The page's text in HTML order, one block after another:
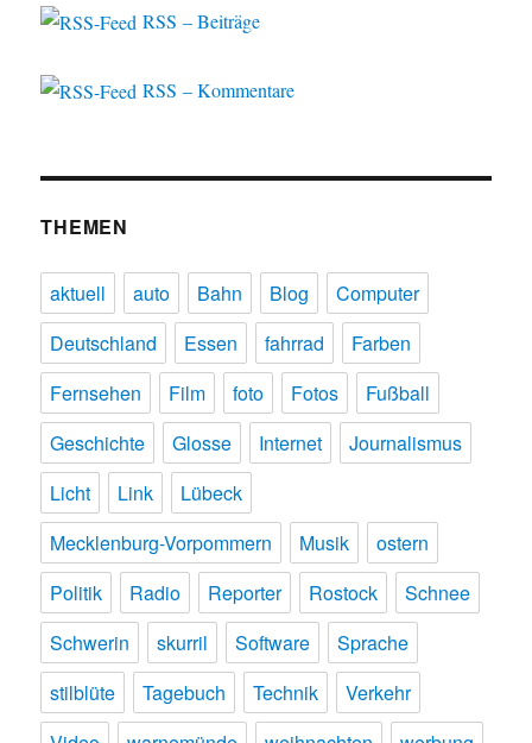
RSS – Beiträge
RSS – Kommentare
THEMEN
aktuell auto Bahn Blog
Computer
Deutschland
Essen fahrrad
Farben
Fernsehen
Film foto Fotos
Fußball
Geschichte
Glosse Internet
Journalismus
Licht
Link
Lübeck
Mecklenburg-Vorpommern
Musik
ostern
Politik
Radio Reporter Rostock
Schnee
Schwerin
skurril Software
Sprache
stilblüte
Tagebuch Technik
Verkehr